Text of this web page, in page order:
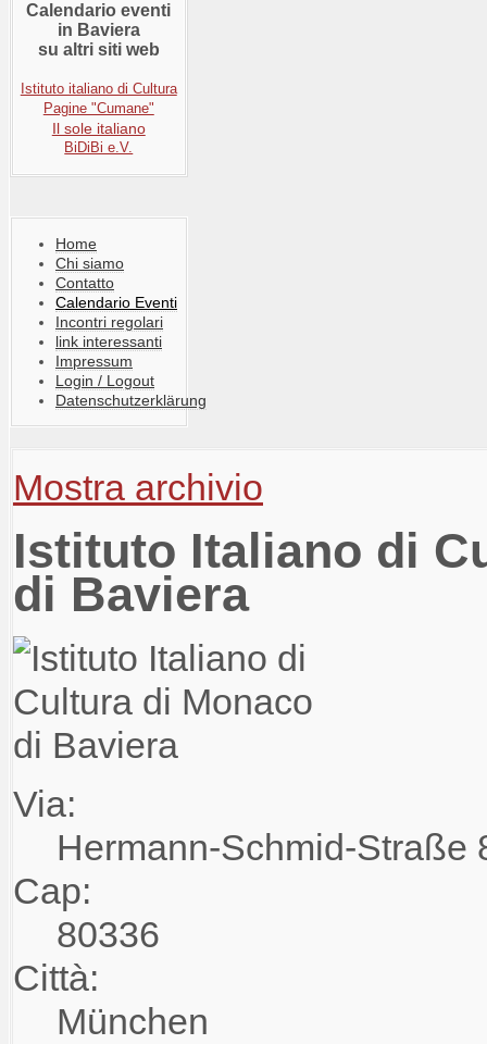
Calendario eventi
in Baviera
su altri siti web
Istituto italiano di Cultura
Pagine "Cumane"
Il sole italiano
BiDiBi e.V.
Home
Chi siamo
Contatto
Calendario Eventi
Incontri regolari
link interessanti
Impressum
Login / Logout
Datenschutzerklärung
Mostra archivio
Istituto Italiano di
di Baviera
Via:
Hermann-Schmid-Straße
Cap:
80336
Città:
München